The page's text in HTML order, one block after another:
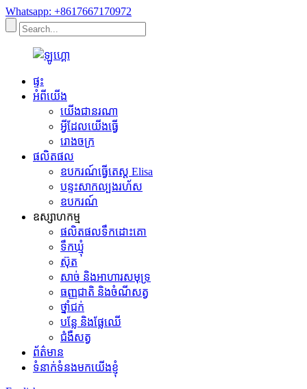
Whatsapp: +8617667170972
ផ្ទះ
អំពីយើង
យើងជានរណា
អ្វីដែលយើងធ្វើ
រោងចក្រ
ផលិតផល
ឧបករណ៍ធ្វើតេស្ត Elisa
បន្ទះសាកល្បងរហ័ស
ឧបករណ៍
ឧស្សាហកម្ម
ផលិតផលទឹកដោះគោ
ទឹកឃ្មុំ
ស៊ុត
សាច់ និងអាហារសមុទ្រ
ធញ្ញជាតិ និងចំណីសត្វ
ថ្នាំជក់
បន្លែ និងផ្លែឈើ
ជំងឺសត្វ
ព័ត៌មាន
ទំនាក់ទំនងមកយើងខ្ញុំ